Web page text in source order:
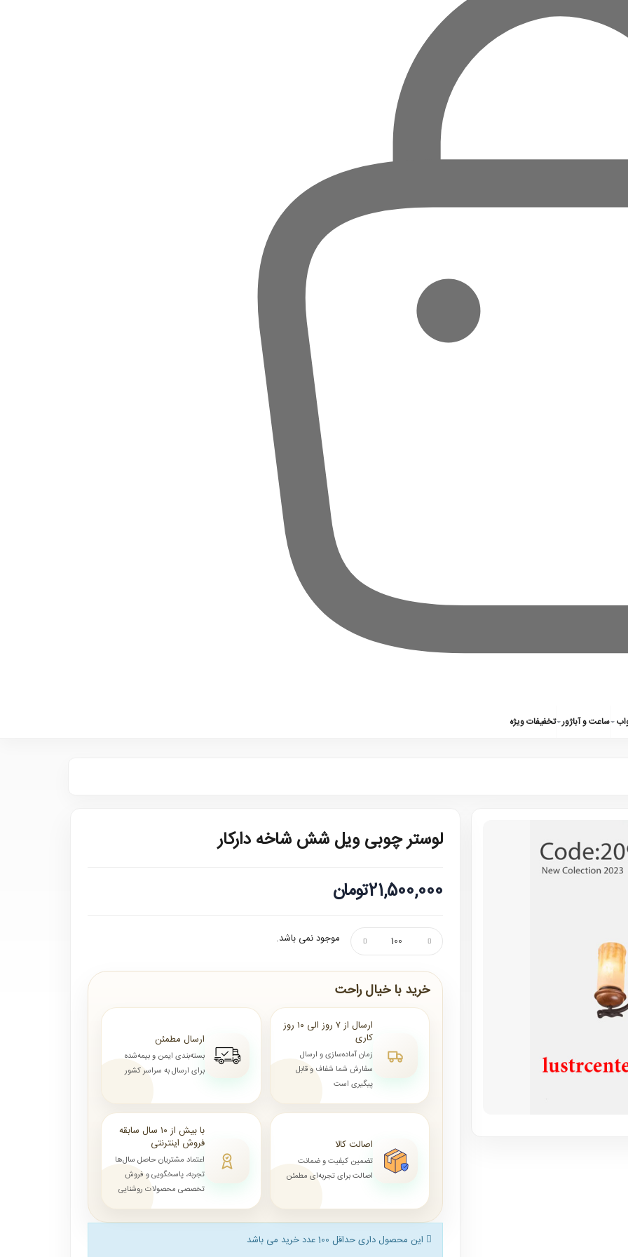
ساعت و آباژور تخفیفات ویژه
لوستر چوبی ویل شش شاخه دارکار
21,500,000تومان
موجود نمی باشد.
خرید با خیال راحت
ارسال از ۷ روز الی ۱۰ روز
کاری
زمان آماده‌سازی و ارسال
سفارش شما شفاف و قابل
پیگیری است
ارسال مطمئن
بسته‌بندی ایمن و بیمه‌شده
برای ارسال به سراسر کشور
اصالت کالا
تضمین کیفیت و ضمانت
اصالت برای تجربه‌ای مطمئن
با بیش از ۱۰ سال سابقه
فروش اینترنتی
اعتماد مشتریان حاصل سال‌ها
تجربه، پاسخگویی و فروش
تخصصی محصولات روشنایی
این محصول داری حداقل 100 عدد خرید می باشد